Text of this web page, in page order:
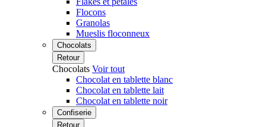
Flocons
Granolas
Mueslis floconneux
Chocolats
Retour
Chocolats Voir tout
Chocolat en tablette blanc
Chocolat en tablette lait
Chocolat en tablette noir
Confiserie
Retour